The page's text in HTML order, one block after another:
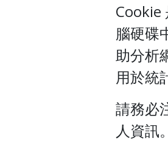
Cookie
腦硬碟
助分析
用於統
請務必
人資訊。